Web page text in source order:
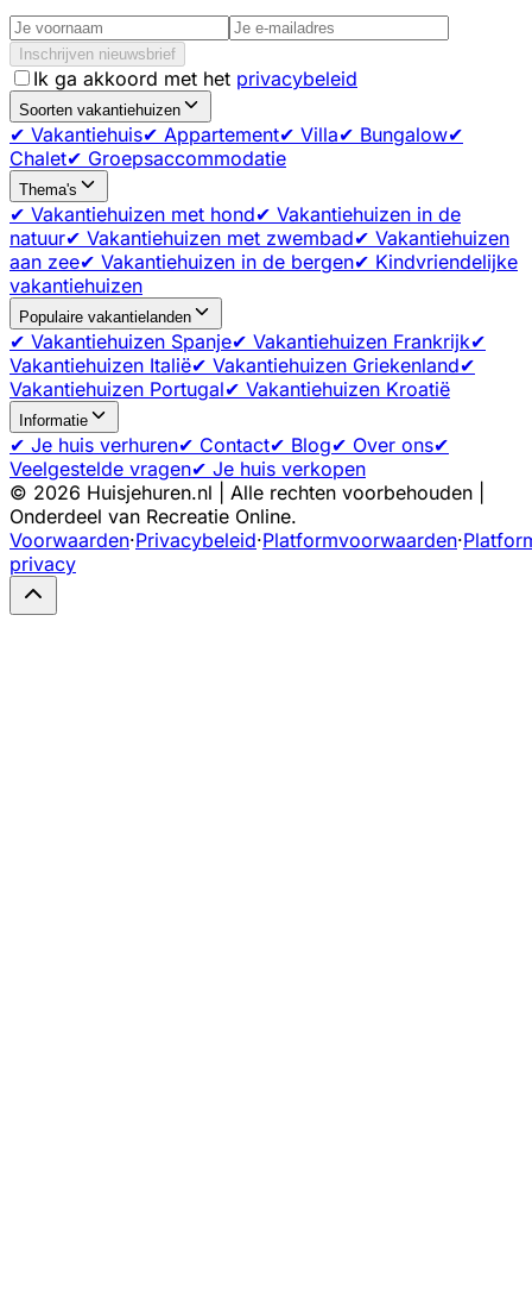
Inschrijven nieuwsbrief
Ik ga akkoord met het privacybeleid
Soorten vakantiehuizen
✔ Vakantiehuis✔ Appartement✔ Villa✔ Bungalow✔
Chalet✔ Groepsaccommodatie
Thema's
✔ Vakantiehuizen met hond✔ Vakantiehuizen in de
natuur✔ Vakantiehuizen met zwembad✔ Vakantiehuizen
aan zee✔ Vakantiehuizen in de bergen✔ Kindvriendelijke
vakantiehuizen
Populaire vakantielanden
✔ Vakantiehuizen Spanje✔ Vakantiehuizen Frankrijk✔
Vakantiehuizen Italië✔ Vakantiehuizen Griekenland✔
Vakantiehuizen Portugal✔ Vakantiehuizen Kroatië
Informatie
✔ Je huis verhuren✔ Contact✔ Blog✔ Over ons✔
Veelgestelde vragen✔ Je huis verkopen
© 2026 Huisjehuren.nl | Alle rechten voorbehouden |
Onderdeel van Recreatie Online.
Voorwaarden·Privacybeleid·Platformvoorwaarden·
privacy